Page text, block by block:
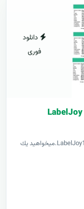
دانلود
فوری
قدرتمندترين نرم افزار ایجاد و چاپ برچسب و بارکد LabelJoy1.ميخواهيد يك